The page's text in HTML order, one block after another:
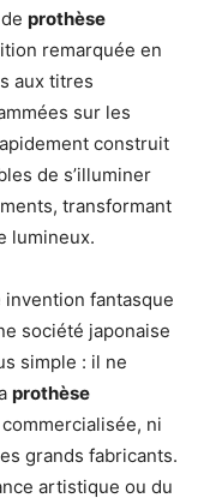
prothèse
remarquée en
aux titres
sur les
construit
de s’illuminer
transformant
lumineux.
fantasque
société japonaise
simple : il ne
prothèse
commercialisée, ni
grands fabricants.
artistique ou du